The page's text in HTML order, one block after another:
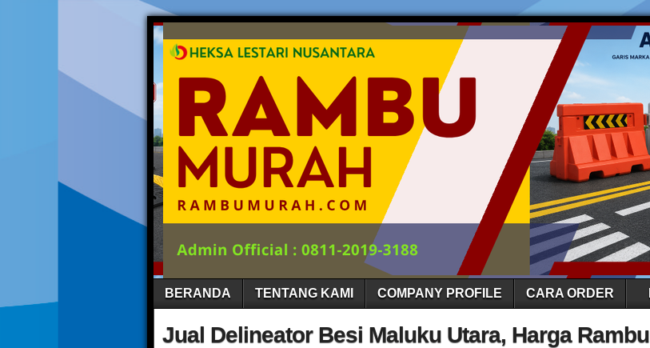
BERANDA TENTANG KAMI COMPANY PROFILE CARA ORDER
Jual Delineator Besi Maluku Utara, Harga Rambu